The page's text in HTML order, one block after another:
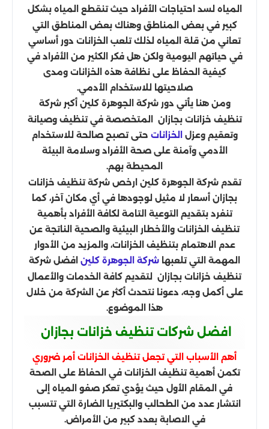
المياه لسد احتياجات الأفراد حيث تنقطع المياه بشكل
كبير في بعض المناطق وهناك بعض المناطق التي
تعاني من قلة المياه لذلك تلعب الخزانات دور أساسي
في حياتهم اليومية ولكن هل فكر الكثير من الأفراد في
كيفية الحفاظ على نظافة هذه الخزانات ومدى
صلاحيتها للاستخدام الأدمي.
ومن هنا يأتي دور شركة الجوهرة كلين أكبر شركة
تنظيف خزانات بجازان المتخصصة في تنظيف وصيانة
وتعقيم وعزل
الخزانات حتى تصبح صالحة للاستخدام
الأدمي وآمنة على صحة الأفراد وسلامة البيئة
المحيطة بهم.
تقدم شركة الجوهرة كلين ارخص شركة تنظيف خزانات
بجازان أسعار لا مثيل لوجودها في أي مكان آخر، كما
تنفرد بتقديم التوعية التامة لكافة الأفراد بأهمية
تنظيف الخزانات والأخطار البيئية والصحية الناتجة عن
عدم الاهتمام بتنظيف الخزانات، والمزيد من الأدوار
المهمة التي تلعبها شركة الجوهرة كلين افضل شركة
تنظيف خزانات بجازان لتقديم كافة الخدمات والأعمال
على أكمل وجه، دعونا نتحدث أكثر عن الشركة من خلال
هذا الموضوع.
افضل شركات تنظيف خزانات بجازان
أهم الأسباب التي تجعل تنظيف الخزانات أمر ضروري
تكمن أهمية تنظيف الخزانات في الحفاظ على الصحة
في المقام الأول حيث يؤدي تعكر صفو المياه إلى
انتشار عدد من الطحالب والبكتيريا الضارة التي تتسبب
في الاصابة بعدد كبير من الأمراض.